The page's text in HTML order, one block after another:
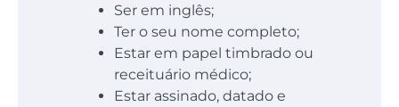
Ser em inglês;
Ter o seu nome completo;
Estar em papel timbrado ou
receituário médico;
Estar assinado, datado e